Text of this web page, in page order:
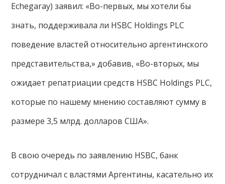
Echegaray) заявил: «Во-первых, мы хотели бы
знать, поддерживала ли HSBC Holdings PLC
поведение властей относительно аргентинского
представительства,» добавив, «Во-вторых, мы
ожидает репатриации средств HSBC Holdings PLC,
которые по нашему мнению составляют сумму в
размере 3,5 млрд. долларов США».
В свою очередь по заявлению HSBC, банк
сотрудничал с властями Аргентины, касательно их